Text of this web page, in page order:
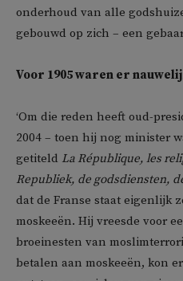
onderhoud van alle
gebouwd op zich – een gebaar
Voor 1905 waren er
‘Om die reden heeft oud-
2004 – toen hij nog minister
getiteld La République, les
Republiek, de godsdiensten,
dat de Franse staat eigenlijk
moskeeën. Hij vreesde voor
broeinesten van
betalen aan moskeeën, kon